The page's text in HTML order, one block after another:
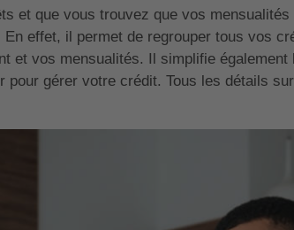
et que vous trouvez que vos
effet, il permet de regrouper tous vos
et vos mensualités. Il simplifie
pour gérer votre crédit. Tous les détails